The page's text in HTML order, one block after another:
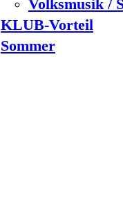
Volksmusik /
KLUB-Vorteil
Sommer